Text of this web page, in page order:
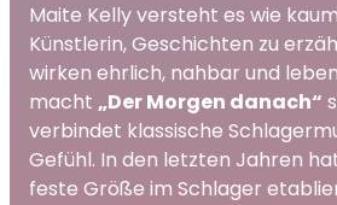
Maite Kelly versteht es wie
Künstlerin, Geschichten zu
wirken ehrlich, nahbar und
macht „Der Morgen danach“
verbindet klassische
Gefühl. In den letzten Jahren
feste Größe im Schlager